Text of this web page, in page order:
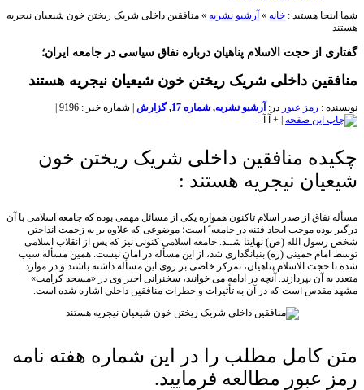
هستید :خانه » آرشیو نشریه » منافقین داخلی شریک ریختن خون شیعیان نیجریه
از حجت الاسلام پناهیان درباره نفاق سیاسی در جامعه ایران؛
داخلی شریک ریختن خون شیعیان نیجریه هستند
:رمز عبور در:آرشیو نشریه, شماره 17 ,گزارش | شماره خبر : 9196
|
+ آ آ -
منافقین داخلی شریک ریختن خون
نیجریه هستند :
نفاق از صدر اسلام تاکنون همواره یکی از مسائل مهمی بوده که جامعه اسلامی با آن
بوده موجب ایجاد فتنه در جامعه ً است؛ موضوعی که علاوه بر به زحمت انداختن
الله (ص) نهایتا شــد. جامعه اسلامی کنونی نیز که پس از انقلاب اسلامی
خمینی (ره) بنیانگذاری شد، از این مسأله در امان نیست. همین مسأله سبب
حجت الاسلام پناهیان، تمرکز خاصی بر روی این مسأله داشته باشند و در موارد
آن بپردازند. آنچه در ادامه می خوانید، سخنرانی اخیر وی در «مسجد کرامت»
است که در آن به تأثیرات و خطرات منافقین داخلی اشاره شده است.
کامل مطلب را در این شماره هفته نامه
عبور مطالعه فرمایید.